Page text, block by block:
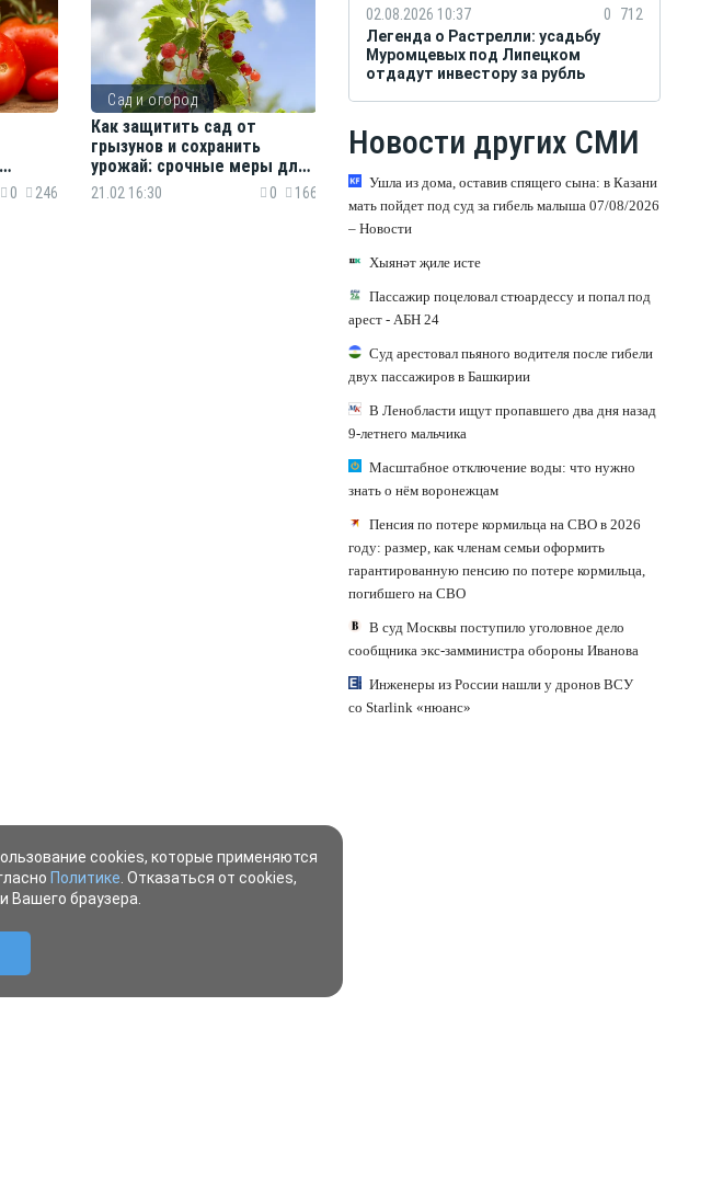
0 246
Сад и огород
Как защитить сад от
грызунов и сохранить
урожай: срочные меры для
дачников в эти выходные
21.02 16:30 0 166
02.08.2026 10:37 0
712
Легенда о Растрелли: усадьбу
Муромцевых под Липецком
отдадут инвестору за рубль
Новости других СМИ
Ушла из дома, оставив спящего сына: в Казани
мать пойдет под суд за гибель малыша 07/08/2026
– Новости
Хыянәт җиле исте
Пассажир поцеловал стюардессу и попал под
арест - АБН 24
Суд арестовал пьяного водителя после гибели
двух пассажиров в Башкирии
В Ленобласти ищут пропавшего два дня назад
9-летнего мальчика
Масштабное отключение воды: что нужно
знать о нём воронежцам
Пенсия по потере кормильца на СВО в 2026
году: размер, как членам семьи оформить
гарантированную пенсию по потере кормильца,
погибшего на СВО
В суд Москвы поступило уголовное дело
сообщника экс-замминистра обороны Иванова
Инженеры из России нашли у дронов ВСУ
со Starlink «нюанс»
cookies, которые применяются
Политике . Отказаться от cookies,
Вашего браузера.